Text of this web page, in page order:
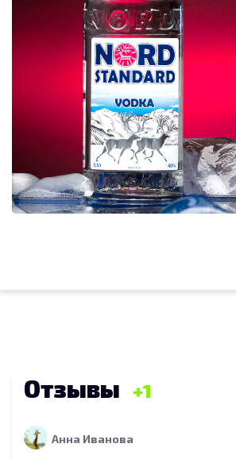
Отзывы 1
Анна Иванова